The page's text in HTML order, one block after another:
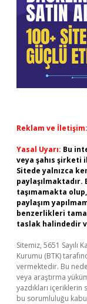
Reklam ve İletişim:
Yasal Uyarı: Bu
veya şahıs şirketi
Sitede yalnızca
taşımamakta
paylaşım
benzerlikleri
taslak halindedir
Sitemiz, 5651 Sayılı
Kurumu (BTK)
vermektedir. Bu
veya araştırma
yazdıkları
bu sorumluluğu